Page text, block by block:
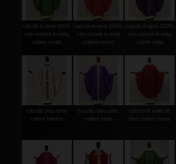
casula in lana 100%
con solone in seta
colore verde
casula in lana 100%
con solone in seta
colore rosso
casula in lana 100%
con solone in seta
colore viola
casula raso seta
colore bianco
casula raso seta
colore viola
casula in sallia di
lana colore rossa